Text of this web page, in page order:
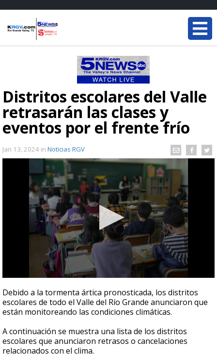
Distritos escolares del Valle
retrasarán las clases y
eventos por el frente frío
Jan 13, 2024 in Noticias RGV
seconds
of
34
seconds
Debido a la tormenta ártica pronosticada, los distritos
escolares de todo el Valle del Río Grande anunciaron que
están monitoreando las condiciones climáticas.
A continuación se muestra una lista de los distritos
escolares que anunciaron retrasos o cancelaciones
relacionados con el clima.